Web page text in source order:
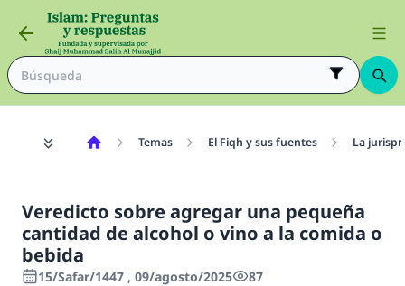
Temas El Fiqh y sus fuentes La
Veredicto sobre agregar una pequeña
cantidad de alcohol o vino a la comida o
bebida
15/Safar/1447 , 09/agosto/2025 87